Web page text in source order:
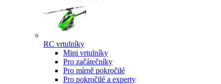
RC vrtulníky
Mini vrtulníky
Pro začátečníky
Pro mírně pokročilé
Pro pokročilé a experty